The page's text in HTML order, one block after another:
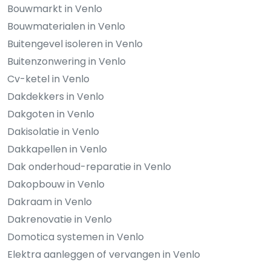
Bouwmarkt in Venlo
Bouwmaterialen in Venlo
Buitengevel isoleren in Venlo
Buitenzonwering in Venlo
Cv-ketel in Venlo
Dakdekkers in Venlo
Dakgoten in Venlo
Dakisolatie in Venlo
Dakkapellen in Venlo
Dak onderhoud-reparatie in Venlo
Dakopbouw in Venlo
Dakraam in Venlo
Dakrenovatie in Venlo
Domotica systemen in Venlo
Elektra aanleggen of vervangen in Venlo